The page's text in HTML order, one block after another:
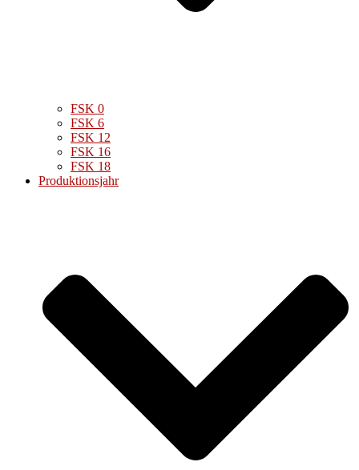
FSK 0
FSK 6
FSK 12
FSK 16
FSK 18
Produktionsjahr